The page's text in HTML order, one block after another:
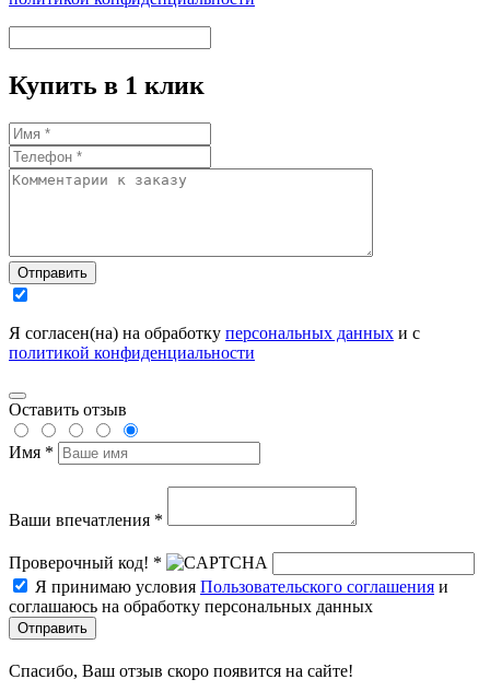
Купить в 1 клик
Отправить
Я согласен(на) на обработку персональных данных и с
политикой конфиденциальности
Оставить отзыв
Имя *
Ваши впечатления *
Проверочный код! *
Я принимаю условия Пользовательского соглашения и
соглашаюсь на обработку персональных данных
Отправить
Спасибо, Ваш отзыв скоро появится на сайте!